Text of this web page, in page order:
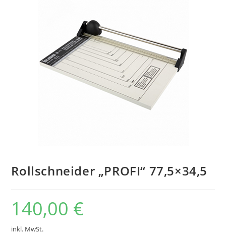
Rollschneider „PROFI“ 77,5×34,5
140,00 €
inkl. MwSt.